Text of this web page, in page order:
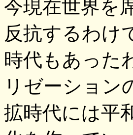
今現在世界を
反抗するわけ
時代もあった
リゼーション
拡時代には平